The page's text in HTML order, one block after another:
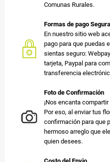
Comunas Rurales.
Formas de pago
En nuestro sitio web
pago para que puedas
sientas seguro:
tarjeta, Paypal para
transferencia
Foto de Confirmación
¡Nos encanta
Por eso, al enviar tus
confirmación para que
hermoso arreglo que
quien desees.